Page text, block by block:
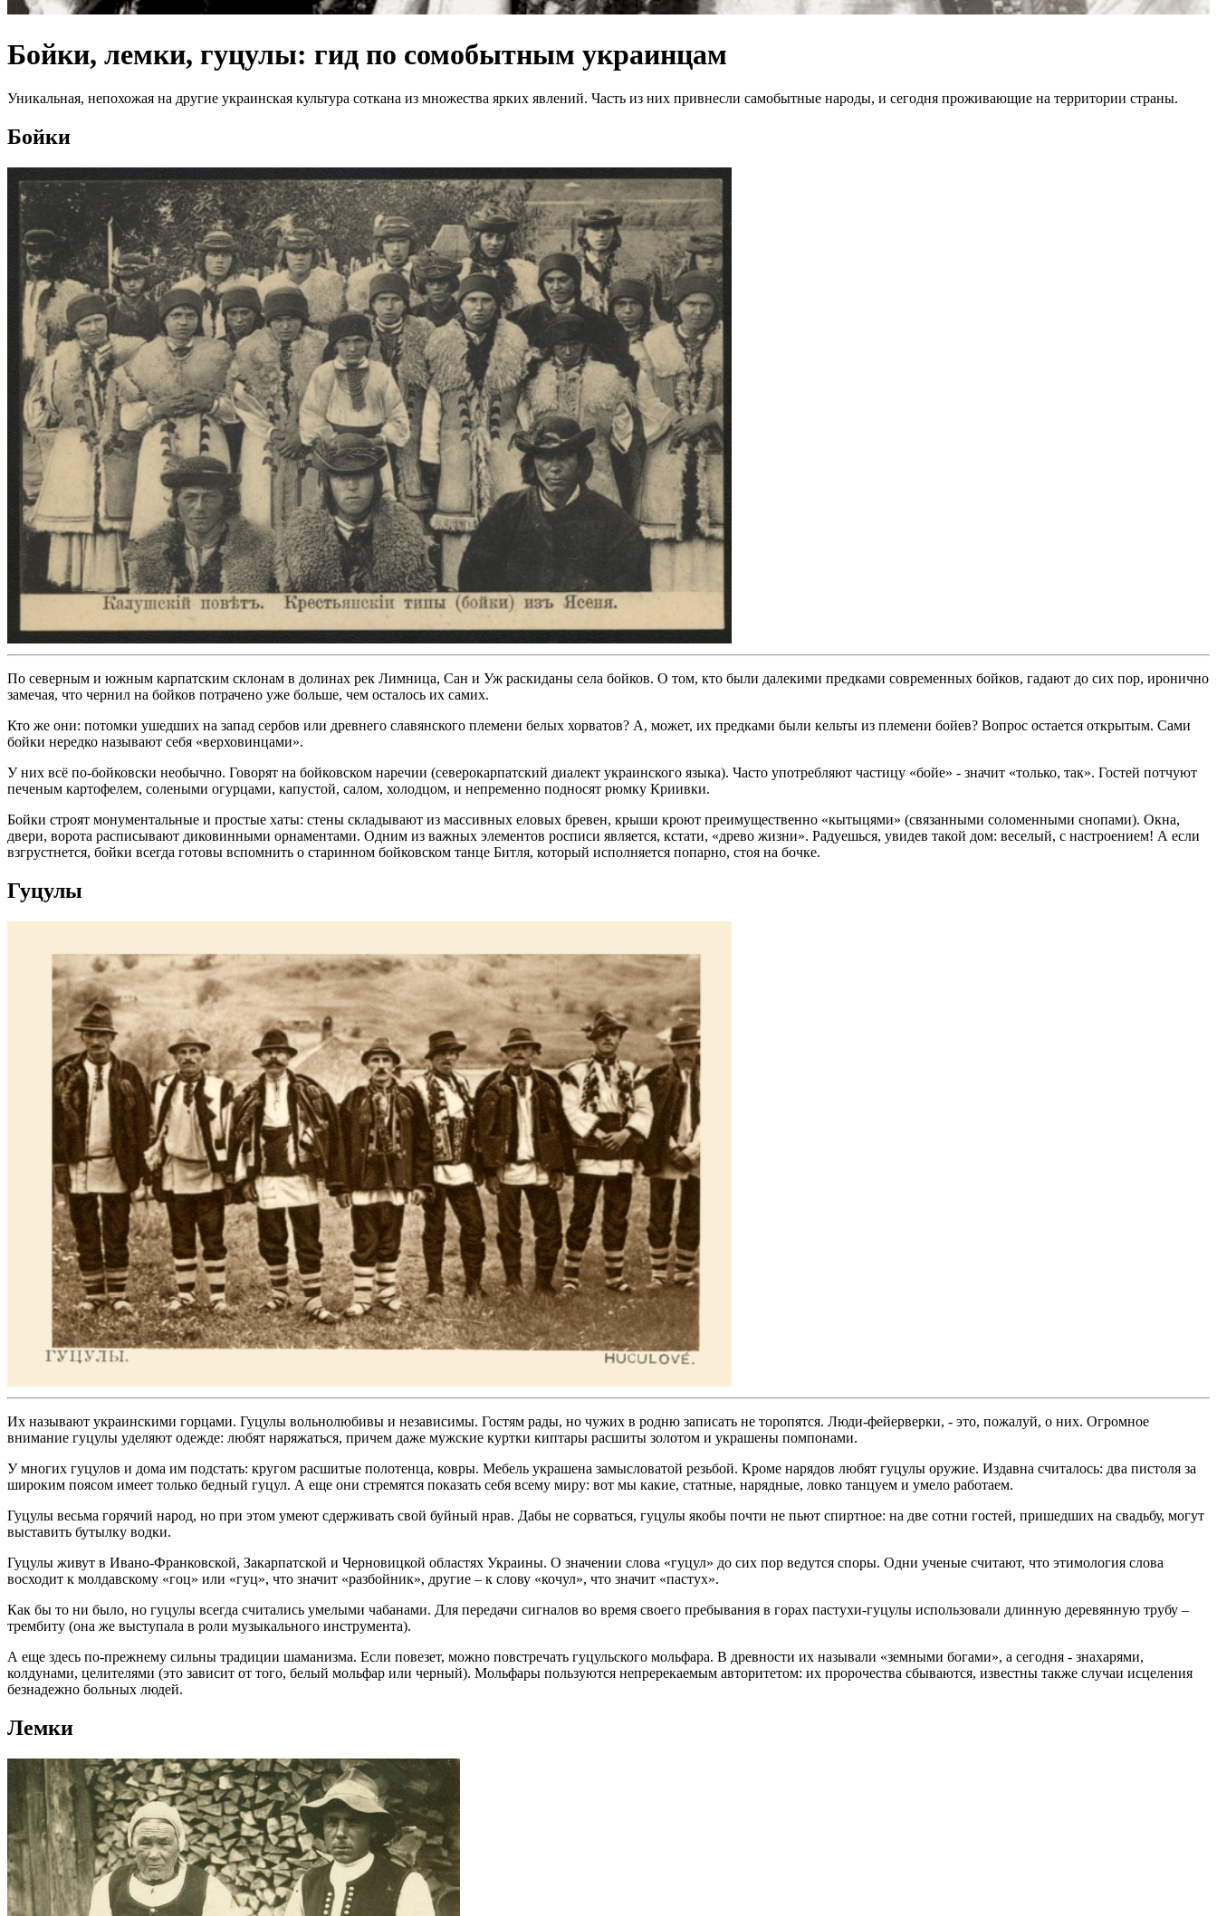
Бойки, лемки, гуцулы: гид по сомобытным украинцам
Уникальная, непохожая на другие украинская культура соткана из множества ярких явлений. Часть из них привнесли самобытные народы, и сегодня проживающие на территории страны.
Бойки
По северным и южным карпатским склонам в долинах рек Лимница, Сан и Уж раскиданы села бойков. О том, кто были далекими предками современных бойков, гадают до сих пор, иронично
замечая, что чернил на бойков потрачено уже больше, чем осталось их самих.
Кто же они: потомки ушедших на запад сербов или древнего славянского племени белых хорватов? А, может, их предками были кельты из племени бойев? Вопрос остается открытым. Сами
бойки нередко называют себя «верховинцами».
У них всё по-бойковски необычно. Говорят на бойковском наречии (северокарпатский диалект украинского языка). Часто употребляют частицу «бойе» - значит «только, так». Гостей потчуют
печеным картофелем, солеными огурцами, капустой, салом, холодцом, и непременно подносят рюмку Криивки.
Бойки строят монументальные и простые хаты: стены складывают из массивных еловых бревен, крыши кроют преимущественно «кытыцями» (связанными соломенными снопами). Окна,
двери, ворота расписывают диковинными орнаментами. Одним из важных элементов росписи является, кстати, «древо жизни». Радуешься, увидев такой дом: веселый, с настроением! А если
взгрустнется, бойки всегда готовы вспомнить о старинном бойковском танце Битля, который исполняется попарно, стоя на бочке.
Гуцулы
Их называют украинскими горцами. Гуцулы вольнолюбивы и независимы. Гостям рады, но чужих в родню записать не торопятся. Люди-фейерверки, - это, пожалуй, о них. Огромное
внимание гуцулы уделяют одежде: любят наряжаться, причем даже мужские куртки киптары расшиты золотом и украшены помпонами.
У многих гуцулов и дома им подстать: кругом расшитые полотенца, ковры. Мебель украшена замысловатой резьбой. Кроме нарядов любят гуцулы оружие. Издавна считалось: два пистоля за
широким поясом имеет только бедный гуцул. А еще они стремятся показать себя всему миру: вот мы какие, статные, нарядные, ловко танцуем и умело работаем.
Гуцулы весьма горячий народ, но при этом умеют сдерживать свой буйный нрав. Дабы не сорваться, гуцулы якобы почти не пьют спиртное: на две сотни гостей, пришедших на свадьбу, могут
выставить бутылку водки.
Гуцулы живут в Ивано-Франковской, Закарпатской и Черновицкой областях Украины. О значении слова «гуцул» до сих пор ведутся споры. Одни ученые считают, что этимология слова
восходит к молдавскому «гоц» или «гуц», что значит «разбойник», другие – к слову «кочул», что значит «пастух».
Как бы то ни было, но гуцулы всегда считались умелыми чабанами. Для передачи сигналов во время своего пребывания в горах пастухи-гуцулы использовали длинную деревянную трубу –
трембиту (она же выступала в роли музыкального инструмента).
А еще здесь по-прежнему сильны традиции шаманизма. Если повезет, можно повстречать гуцульского мольфара. В древности их называли «земными богами», а сегодня - знахарями,
колдунами, целителями (это зависит от того, белый мольфар или черный). Мольфары пользуются непререкаемым авторитетом: их пророчества сбываются, известны также случаи исцеления
безнадежно больных людей.
Лемки